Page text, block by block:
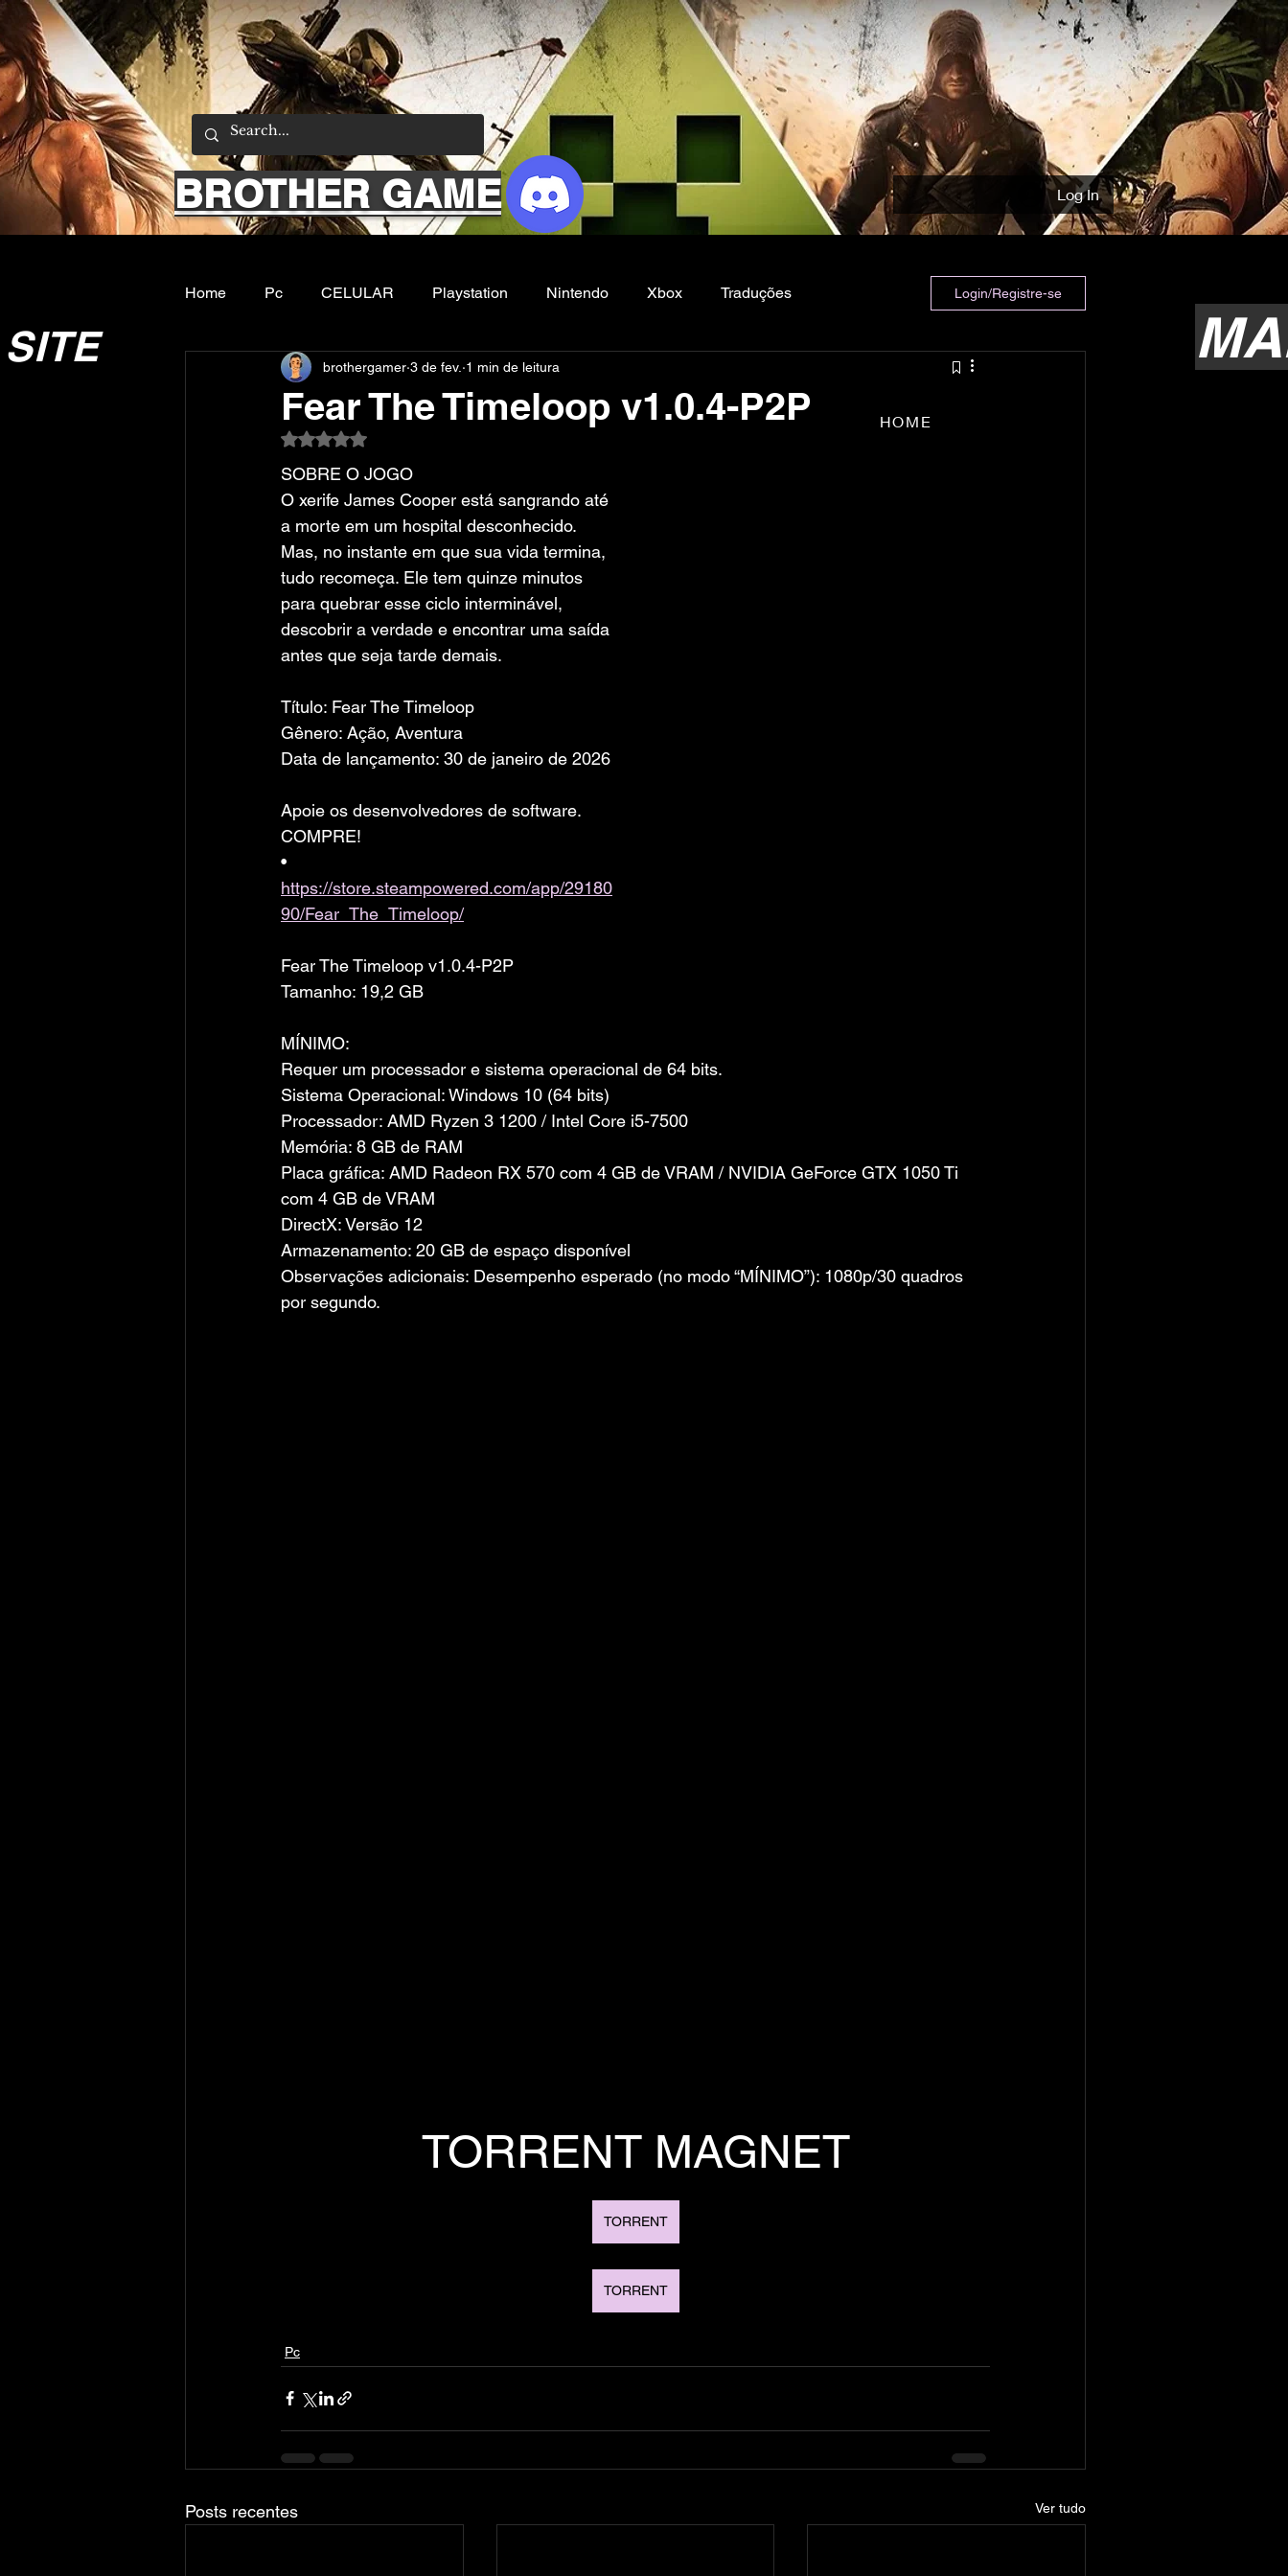
BROTHER GAME Log In
Home Pc CELULAR Playstation Nintendo Xbox Traduções
Emuladores Sobre nos Filmes e Series
Login/Registre-se
Fear The Timeloop v1.0.4-P2P
brothergamer 3 de fev. 1 min de leitura
Avaliado com NaN de 5 estrelas.
SOBRE O JOGO
O xerife James Cooper está sangrando até
a morte em um hospital desconhecido.
Mas, no instante em que sua vida termina,
tudo recomeça. Ele tem quinze minutos
para quebrar esse ciclo interminável,
descobrir a verdade e encontrar uma saída
antes que seja tarde demais.
Título: Fear The Timeloop
Gênero: Ação, Aventura
Data de lançamento: 30 de janeiro de 2026
Apoie os desenvolvedores de software.
COMPRE!
•
https://store.steampowered.com/app/29180
90/Fear_The_Timeloop/
Fear The Timeloop v1.0.4-P2P
Tamanho: 19,2 GB
MÍNIMO:
Requer um processador e sistema operacional de 64 bits.
Sistema Operacional: Windows 10 (64 bits)
Processador: AMD Ryzen 3 1200 / Intel Core i5-7500
Memória: 8 GB de RAM
Placa gráfica: AMD Radeon RX 570 com 4 GB de VRAM / NVIDIA GeForce GTX 1050 Ti
com 4 GB de VRAM
DirectX: Versão 12
Armazenamento: 20 GB de espaço disponível
Observações adicionais: Desempenho esperado (no modo “MÍNIMO”): 1080p/30 quadros
por segundo.
TORRENT MAGNET
TORRENT
TORRENT
Pc
Posts recentes Ver tudo
HOME